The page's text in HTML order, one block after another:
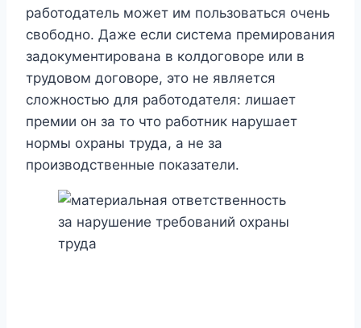
работодатель может им пользоваться очень
свободно. Даже если система премирования
задокументирована в колдоговоре или в
трудовом договоре, это не является
сложностью для работодателя: лишает
премии он за то что работник нарушает
нормы охраны труда, а не за
производственные показатели.